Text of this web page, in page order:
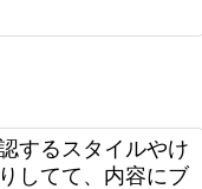
するスタイルやけ
してて、内容にブ